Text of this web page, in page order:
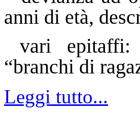
anni di età,
vari epitaffi:
“branchi di
Leggi tutto...